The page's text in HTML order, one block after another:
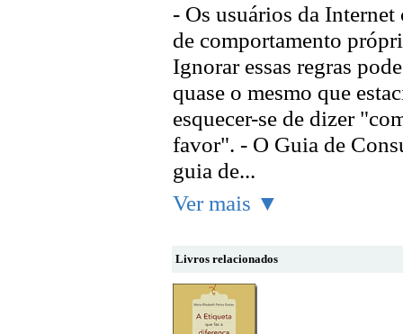
- Os usuários da
de comportamento
Ignorar essas regras
quase o mesmo que
esquecer-se de dizer
favor". - O Guia de
guia de...
Ver mais ▼
Livros relacionados